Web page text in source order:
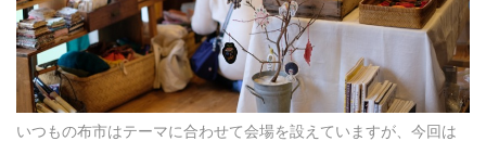
いつもの布市はテーマに合わせて会場を設えていますが、今回は